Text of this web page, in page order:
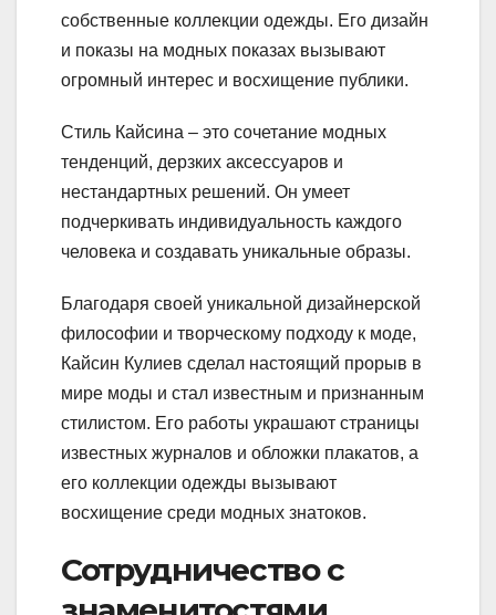
собственные коллекции одежды. Его дизайн
и показы на модных показах вызывают
огромный интерес и восхищение публики.
Стиль Кайсина – это сочетание модных
тенденций, дерзких аксессуаров и
нестандартных решений. Он умеет
подчеркивать индивидуальность каждого
человека и создавать уникальные образы.
Благодаря своей уникальной дизайнерской
философии и творческому подходу к моде,
Кайсин Кулиев сделал настоящий прорыв в
мире моды и стал известным и признанным
стилистом. Его работы украшают страницы
известных журналов и обложки плакатов, а
его коллекции одежды вызывают
восхищение среди модных знатоков.
Сотрудничество с